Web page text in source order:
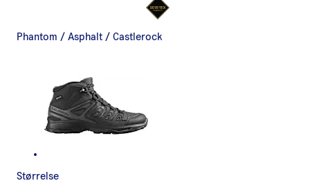
Phantom / Asphalt / Castlerock
Størrelse